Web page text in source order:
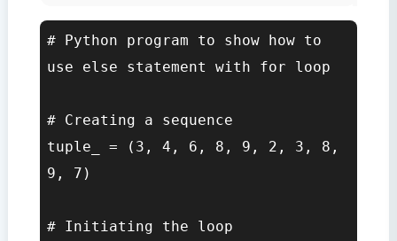
# Python program to show how to
use else statement with for loop
# Creating a sequence
tuple_ = (3, 4, 6, 8, 9, 2, 3, 8,
9, 7)
# Initiating the loop